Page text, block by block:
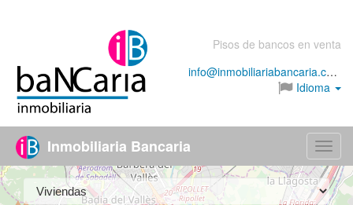
Pisos de bancos en venta
info@inmobiliariabancaria.com
Idioma
Menú
Inmobiliaria Bancaria